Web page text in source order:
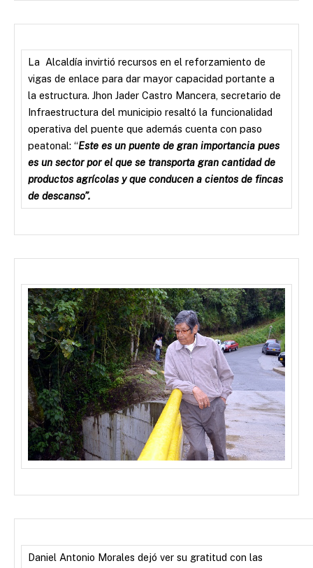
La Alcaldía invirtió recursos en el reforzamiento de
vigas de enlace para dar mayor capacidad portante a
la estructura. Jhon Jader Castro Mancera, secretario de
Infraestructura del municipio resaltó la funcionalidad
operativa del puente que además cuenta con paso
peatonal: “Este es un puente de gran importancia pues
es un sector por el que se transporta gran cantidad de
productos agrícolas y que conducen a cientos de fincas
de descanso”.
Daniel Antonio Morales dejó ver su gratitud con las